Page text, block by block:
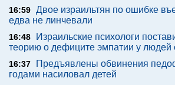
16:59 Двое израильтян по ошибке
едва не линчевали
16:48
Израильские психологи
теорию о дефиците эмпатии у людей
16:37
Предъявлены обвинения
годами насиловал детей